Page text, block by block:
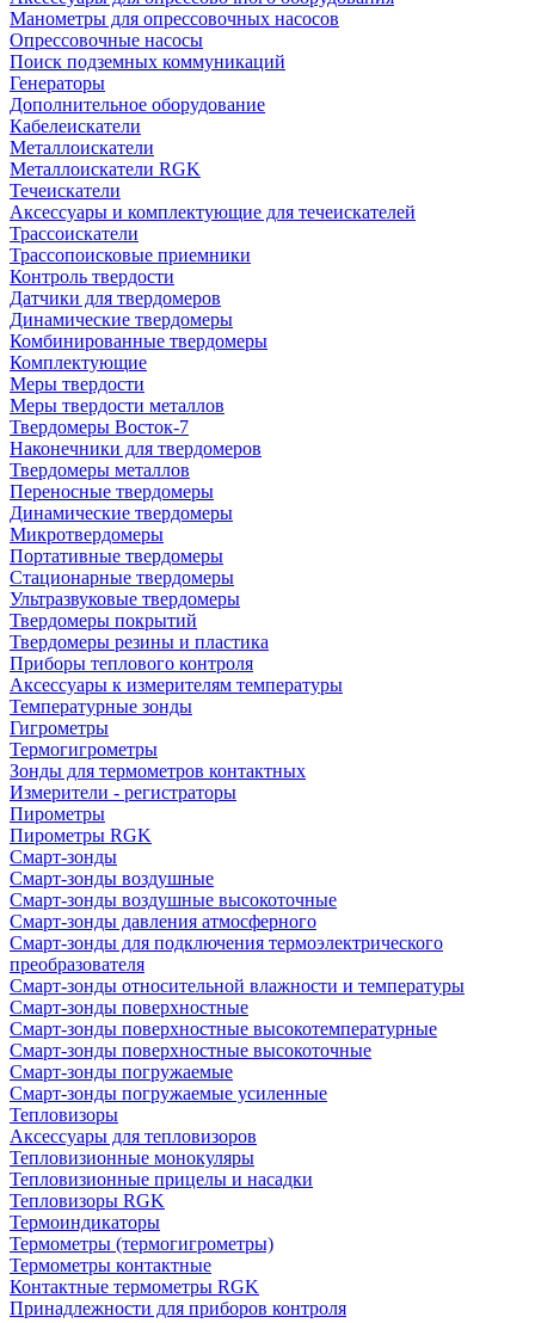
Манометры для опрессовочных насосов
Опрессовочные насосы
Поиск подземных коммуникаций
Генераторы
Дополнительное оборудование
Кабелеискатели
Металлоискатели
Металлоискатели RGK
Течеискатели
Аксессуары и комплектующие для течеискателей
Трассоискатели
Трассопоисковые приемники
Контроль твердости
Датчики для твердомеров
Динамические твердомеры
Комбинированные твердомеры
Комплектующие
Меры твердости
Меры твердости металлов
Твердомеры Восток-7
Наконечники для твердомеров
Твердомеры металлов
Переносные твердомеры
Динамические твердомеры
Микротвердомеры
Портативные твердомеры
Стационарные твердомеры
Ультразвуковые твердомеры
Твердомеры покрытий
Твердомеры резины и пластика
Приборы теплового контроля
Аксессуары к измерителям температуры
Температурные зонды
Гигрометры
Термогигрометры
Зонды для термометров контактных
Измерители - регистраторы
Пирометры
Пирометры RGK
Смарт-зонды
Смарт-зонды воздушные
Смарт-зонды воздушные высокоточные
Смарт-зонды давления атмосферного
Смарт-зонды для подключения термоэлектрического
преобразователя
Смарт-зонды относительной влажности и температуры
Смарт-зонды поверхностные
Смарт-зонды поверхностные высокотемпературные
Смарт-зонды поверхностные высокоточные
Смарт-зонды погружаемые
Смарт-зонды погружаемые усиленные
Тепловизоры
Аксессуары для тепловизоров
Тепловизионные монокуляры
Тепловизионные прицелы и насадки
Тепловизоры RGK
Термоиндикаторы
Термометры (термогигрометры)
Термометры контактные
Контактные термометры RGK
Принадлежности для приборов контроля